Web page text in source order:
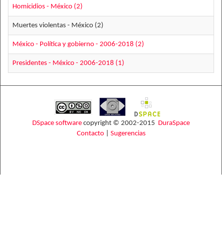
Homicidios - México (2)
Muertes violentas - México (2)
México - Política y gobierno - 2006-2018 (2)
Presidentes - México - 2006-2018 (1)
DSpace software copyright © 2002-2015 DuraSpace
Contacto| Sugerencias